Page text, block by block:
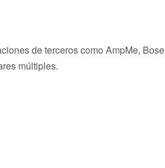
de terceros como AmpMe, Bose
múltiples.